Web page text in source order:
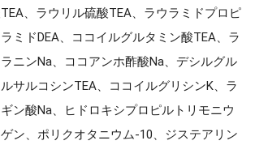
、ラウリル硫酸TEA、ラウラミドプロピ
ミドDEA、ココイルグルタミン酸TEA、ラ
ニンNa、ココアンホ酢酸Na、デシルグル
サルコシンTEA、ココイルグリシンK、ラ
ン酸Na、ヒドロキシプロピルトリモニウ
ン、ポリクオタニウム-10、ジステアリン